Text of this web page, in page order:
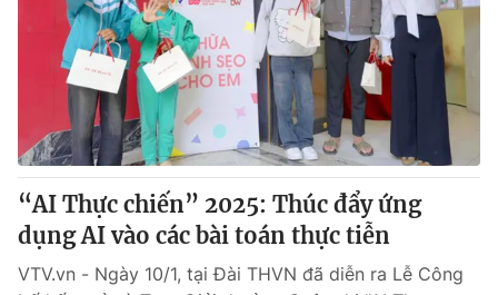
“AI Thực chiến” 2025: Thúc đẩy ứng
dụng AI vào các bài toán thực tiễn
VTV.vn - Ngày 10/1, tại Đài THVN đã diễn ra Lễ Công